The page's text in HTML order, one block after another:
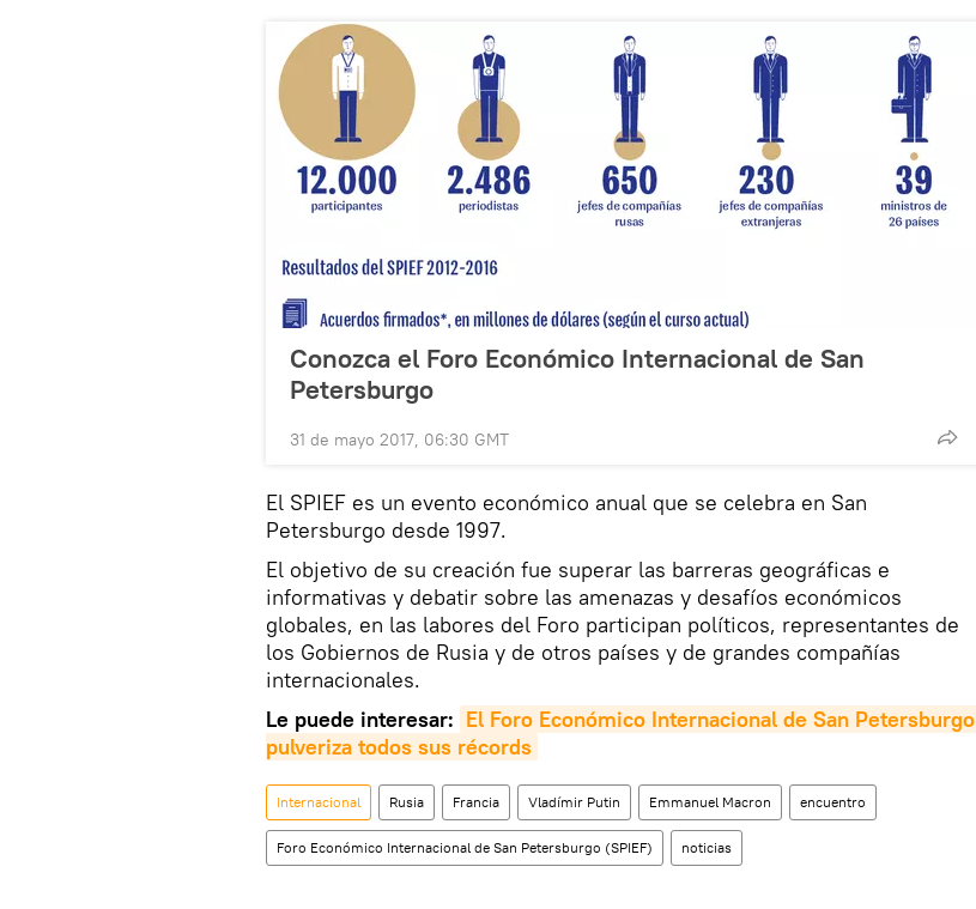
Conozca el Foro Económico Internacional de San
Petersburgo
31 de mayo 2017, 06:30 GMT
El SPIEF es un evento económico anual que se celebra en San
Petersburgo desde 1997.
El objetivo de su creación fue superar las barreras geográficas e
informativas y debatir sobre las amenazas y desafíos económicos
globales, en las labores del Foro participan políticos, representantes de
los Gobiernos de Rusia y de otros países y de grandes compañías
internacionales.
Le puede interesar: El Foro Económico Internacional de San Petersburgo
pulveriza todos sus récords
Internacional Rusia Francia Vladímir Putin Emmanuel Macron encuentro
Foro Económico Internacional de San Petersburgo (SPIEF) noticias